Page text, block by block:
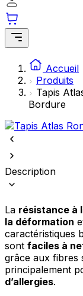
Accueil
Produits
Tapis
Bordure
Description
La résistance à
la déformation
caractéristiques
sont faciles à
grâce aux fibres
principalement
d’allergies.
comme votre
trouvez.
Statistiques
Les cookies
comprendre
collectant et en
Marketing
précieuses pour les
Les cookies non
classification, en
individuels.